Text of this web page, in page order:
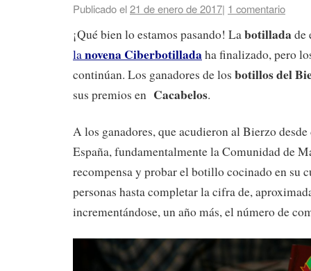
Publicado el21 de enero de 2017| 1 comentario
¡Qué bien lo estamos pasando! Labotilladade
lanovena Ciberbotilladaha finalizado, pero
continúan. Los ganadores de los botillos del
sus premios en Cacabelos.
A los ganadores, que acudieron al Bierzo
España, fundamentalmente la Comunidad de
recompensa y probar el botillo cocinado en su
personas hasta completar la cifra de,
incrementándose, un año más, el número de